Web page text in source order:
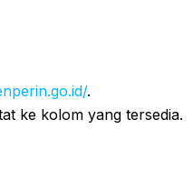
.
ke kolom yang tersedia.